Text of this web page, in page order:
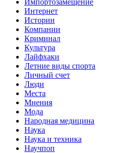
Импортозамещение
Интернет
Истории
Компании
Криминал
Культура
Лайфхаки
Летние виды спорта
Личный счет
Люди
Места
Мнения
Мода
Народная медицина
Наука
Наука и техника
Научпоп